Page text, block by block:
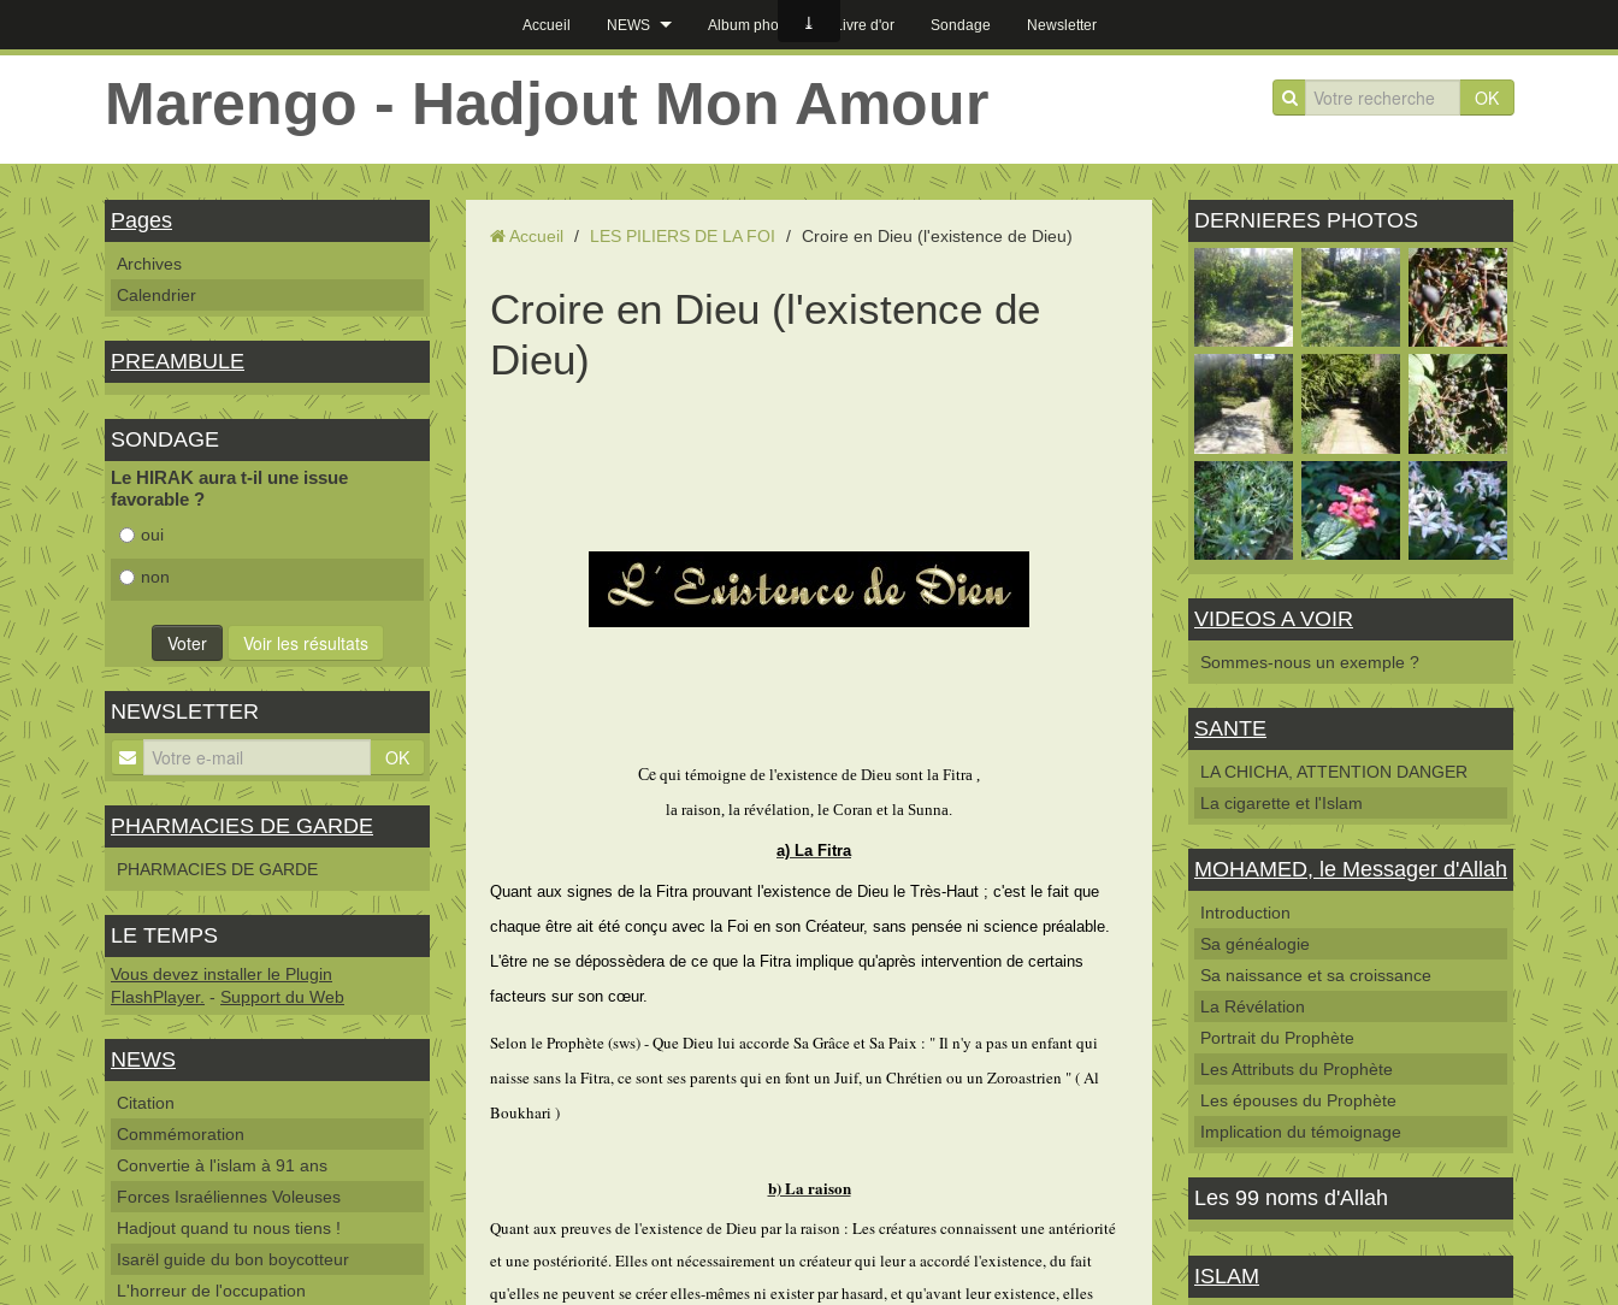
Accueil NEWS Album photos Livre d'or Sondage Newsletter
OK
Marengo - Hadjout Mon Amour
Pages
Archives
Calendrier
PREAMBULE
SONDAGE
Le HIRAK aura t-il une issue
favorable ?
oui
non
NEWSLETTER
OK
PHARMACIES DE GARDE
PHARMACIES DE GARDE
LE TEMPS
Vous devez installer le Plugin
FlashPlayer. - Support du Web
NEWS
Citation
Commémoration
Convertie à l'islam à 91 ans
Forces Israéliennes Voleuses
Hadjout quand tu nous tiens !
Isarël guide du bon boycotteur
L'horreur de l'occupation
Accueil / LES PILIERS DE LA FOI / Croire en Dieu (l'existence de Dieu)
Croire en Dieu (l'existence de
Dieu)
Cequi témoigne de l'existence de Dieu sont la Fitra ,
la raison, la révélation, le Coran et la Sunna.
a) La Fitra
Quant aux signes de la Fitra prouvant l'existence de Dieu le Très-Haut ; c'est le fait que
chaque être ait été conçu avec la Foi en son Créateur, sans pensée ni science préalable.
L'être ne se dépossèdera de ce que la Fitra implique qu'après intervention de certains
facteurs sur son cœur.
Selon le Prophète (sws)- Que Dieu lui accorde Sa Grâce et Sa Paix : " Il n'y a pas un enfant qui
naisse sans la Fitra, ce sont ses parents qui en font un Juif, un Chrétien ou un Zoroastrien " ( Al
Boukhari )
b) La raison
Quant aux preuves de l'existence de Dieu par la raison : Les créatures connaissent une antériorité
et une postériorité. Elles ont nécessairement un créateur qui leur a accordé l'existence, du fait
qu'elles ne peuvent se créer elles-mêmes ni exister par hasard, et qu'avant leur existence, elles
DERNIERES PHOTOS
VIDEOS A VOIR
Sommes-nous un exemple ?
SANTE
LA CHICHA, ATTENTION DANGER
La cigarette et l'Islam
MOHAMED, le Messager d'Allah
Introduction
Sa généalogie
Sa naissance et sa croissance
La Révélation
Portrait du Prophète
Les Attributs du Prophète
Les épouses du Prophète
Implication du témoignage
Les 99 noms d'Allah
ISLAM